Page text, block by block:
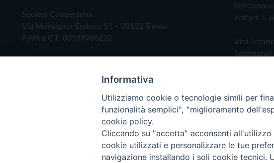
Società Cooperativa
Via Monsignor Endrici, 14 – 38122 Trento
P.IVA e C.F. 00199960220
dell'art. 5
Vita
Privacy
Copyright © 2019 - Tutti i diritti riservati - Vita Trentina
Informativa
Utilizziamo cookie o tecnologie simili per
funzionalità semplici", "miglioramento
cookie policy.
Cliccando su "accetta" acconsenti
cookie utilizzati e personalizzare le tue
navigazione installando i soli cookie tecnici.